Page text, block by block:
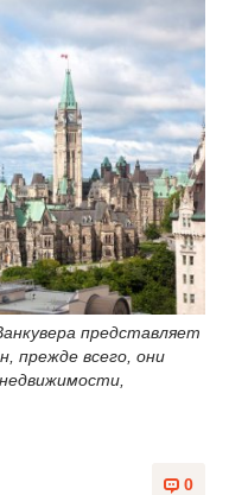
представляет
прежде всего, они
0